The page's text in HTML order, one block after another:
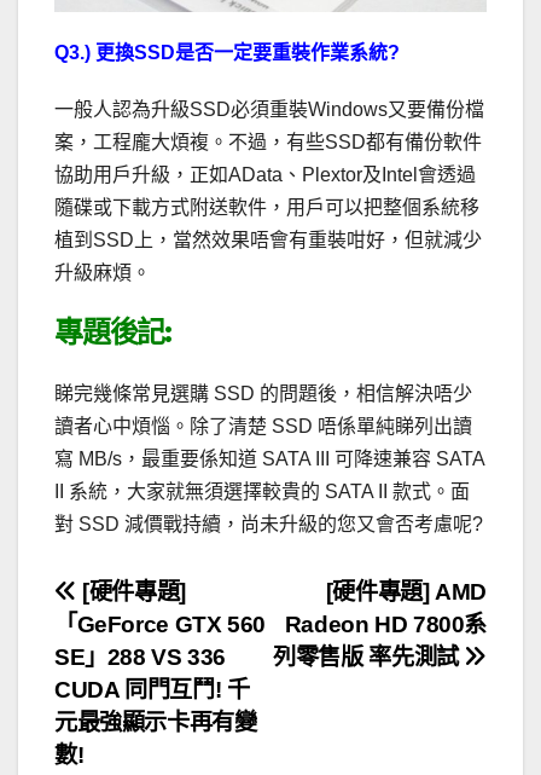
Q3.) 更換SSD是否一定要重裝作業系統?
一般人認為升級SSD必須重裝Windows又要備份檔
案，工程龐大煩複。不過，有些SSD都有備份軟件
協助用戶升級，正如AData、Plextor及Intel會透過
隨碟或下載方式附送軟件，用戶可以把整個系統移
植到SSD上，當然效果唔會有重裝咁好，但就減少
升級麻煩。
專題後記:
睇完幾條常見選購 SSD 的問題後，相信解決唔少
讀者心中煩惱。除了清楚 SSD 唔係單純睇列出讀
寫 MB/s，最重要係知道 SATA III 可降速兼容 SATA
II 系統，大家就無須選擇較貴的 SATA II 款式。面
對 SSD 減價戰持續，尚未升級的您又會否考慮呢?
文
章
導
覽
[硬件專題] AMD
Radeon HD 7800系
列零售版 率先測試
[硬件專題]
「GeForce GTX 560
SE」288 VS 336
CUDA 同門互鬥! 千
元最強顯示卡再有變
數!